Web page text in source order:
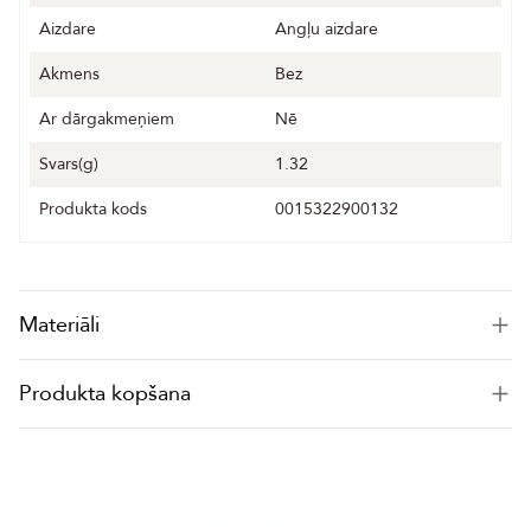
Aizdare
Angļu aizdare
Akmens
Bez
Ar dārgakmeņiem
Nē
Svars(g)
1.32
Produkta kods
0015322900132
Materiāli
Produkta kopšana